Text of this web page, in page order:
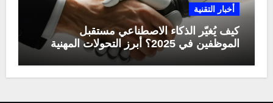
أخبار التقنية
كيف يُغيّر الذكاء الاصطناعي مستقبل
الموظفين في 2025؟ أبرز التحولات المهنية